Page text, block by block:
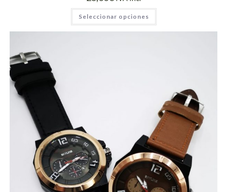
Seleccionar opciones